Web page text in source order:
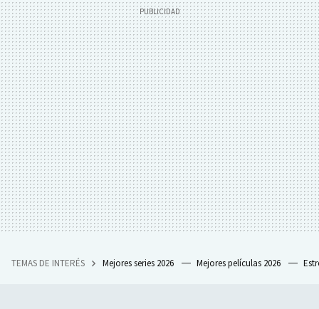
TEMAS DE INTERÉS Mejores series 2026 Mejores películas 2026